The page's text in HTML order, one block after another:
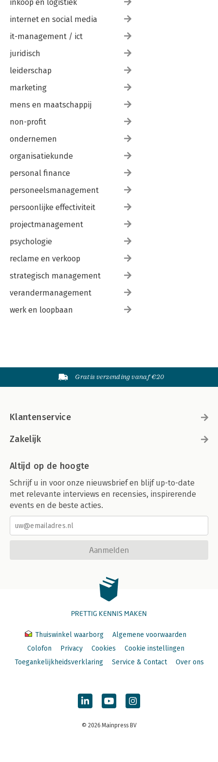
inkoop en logistiek
internet en social media
it-management / ict
juridisch
leiderschap
marketing
mens en maatschappij
non-profit
ondernemen
organisatiekunde
personal finance
personeelsmanagement
persoonlijke effectiviteit
projectmanagement
psychologie
reclame en verkoop
strategisch management
verandermanagement
werk en loopbaan
Gratis verzending vanaf €20
Klantenservice
Zakelijk
Altijd op de hoogte
Schrijf u in voor onze nieuwsbrief en blijf up-to-date
met relevante interviews en recensies, inspirerende
events en de beste acties.
Aanmelden
PRETTIG KENNIS MAKEN
Thuiswinkel waarborg
Algemene voorwaarden
Colofon
Privacy Cookies
Cookie instellingen
Toegankelijkheidsverklaring
Service & Contact Over ons
© 2026 Mainpress BV